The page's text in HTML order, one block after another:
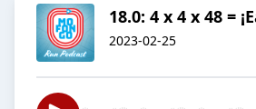
18.0: 4 x 4 x 48 =
2023-02-25